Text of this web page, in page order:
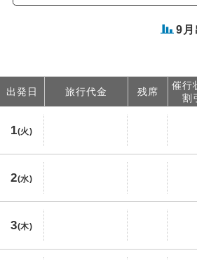
9
出発日 旅行代金 残席
催行
割引
1(火)
2(水)
3(木)